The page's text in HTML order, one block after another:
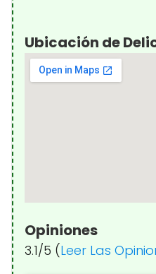
Ubicación de
Opiniones
3.1/5 (Leer Las